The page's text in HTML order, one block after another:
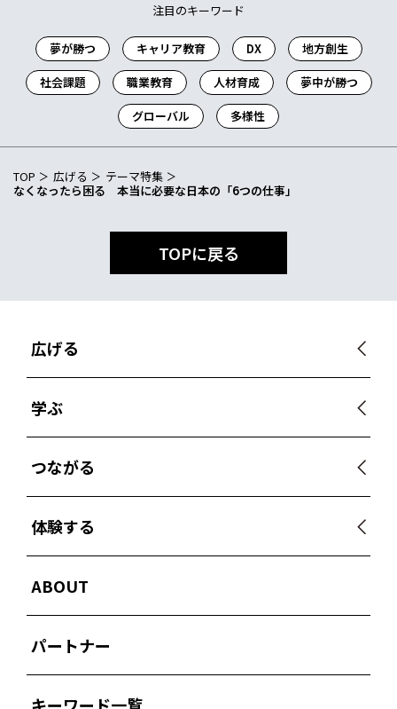
注目のキーワード
夢が勝つ キャリア教育 DX
地方創生
社会課題
職業教育 人材育成
夢中が勝つ
グローバル
多様性
TOP 広げる
テーマ特集
なくなったら困る 本当に必要な日本の「6つの仕事」
TOPに戻る
広げる
学ぶ
つながる
体験する
ABOUT
パートナー
キーワード一覧